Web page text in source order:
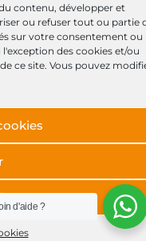
contenu, développer et
ou refuser tout ou partie
sur votre consentement ou
des cookies et/ou
ce site. Vous pouvez
d'aide ?